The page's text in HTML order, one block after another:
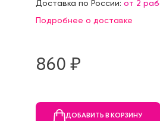
Доставка по России: от 2
Подробнее о доставке
860 ₷
ДОБАВИТЬ В КОРЗИНУ